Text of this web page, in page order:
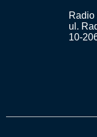
Radio
ul.
10-